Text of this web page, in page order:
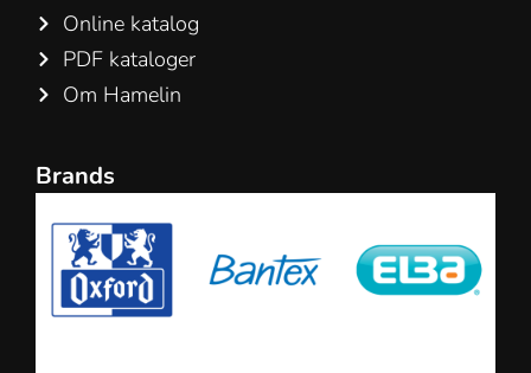
Online katalog
PDF kataloger
Om Hamelin
Brands